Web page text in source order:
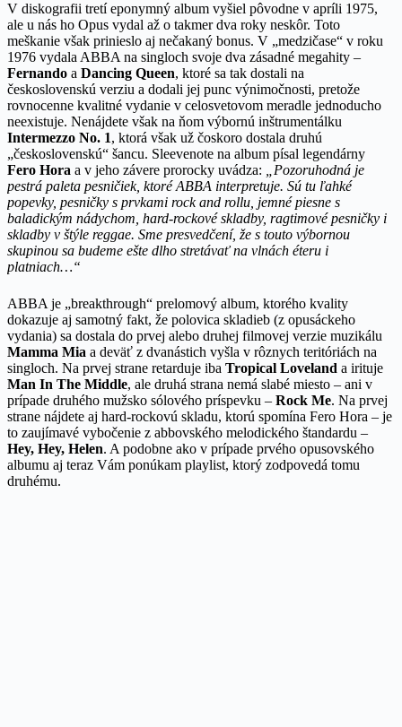
V diskografii tretí eponymný album vyšiel pôvodne v apríli 1975,
ale u nás ho Opus vydal až o takmer dva roky neskôr. Toto
meškanie však prinieslo aj nečakaný bonus. V „medzičase“ v roku
1976 vydala ABBA na singloch svoje dva zásadné megahity –
Fernando a Dancing Queen, ktoré sa tak dostali na
československú verziu a dodali jej punc výnimočnosti, pretože
rovnocenne kvalitné vydanie v celosvetovom meradle jednoducho
neexistuje. Nenájdete však na ňom výbornú inštrumentálku
Intermezzo No. 1, ktorá však už čoskoro dostala druhú
„československú“ šancu. Sleevenote na album písal legendárny
Fero Hora a v jeho závere prorocky uvádza:
„Pozoruhodná je
pestrá paleta pesničiek, ktoré ABBA interpretuje. Sú tu ľahké
popevky, pesničky s prvkami rock and rollu, jemné piesne s
baladickým nádychom, hard-rockové skladby, ragtimové pesničky i
skladby v štýle reggae. Sme presvedčení, že s touto výbornou
skupinou sa budeme ešte dlho stretávať na vlnách éteru i
platniach…“
ABBA je „breakthrough“ prelomový album, ktorého kvality
dokazuje aj samotný fakt, že polovica skladieb (z opusáckeho
vydania) sa dostala do prvej alebo druhej filmovej verzie muzikálu
Mamma Mia a deväť z dvanástich vyšla v rôznych teritóriách na
singloch. Na prvej strane retarduje iba Tropical Loveland a irituje
Man In The Middle, ale druhá strana nemá slabé miesto – ani v
prípade druhého mužsko sólového príspevku – Rock Me. Na prvej
strane nájdete aj hard-rockovú skladu, ktorú spomína Fero Hora – je
to zaujímavé vybočenie z abbovského melodického štandardu –
Hey, Hey, Helen. A podobne ako v prípade prvého opusovského
albumu aj teraz Vám ponúkam playlist, ktorý zodpovedá tomu
druhému.